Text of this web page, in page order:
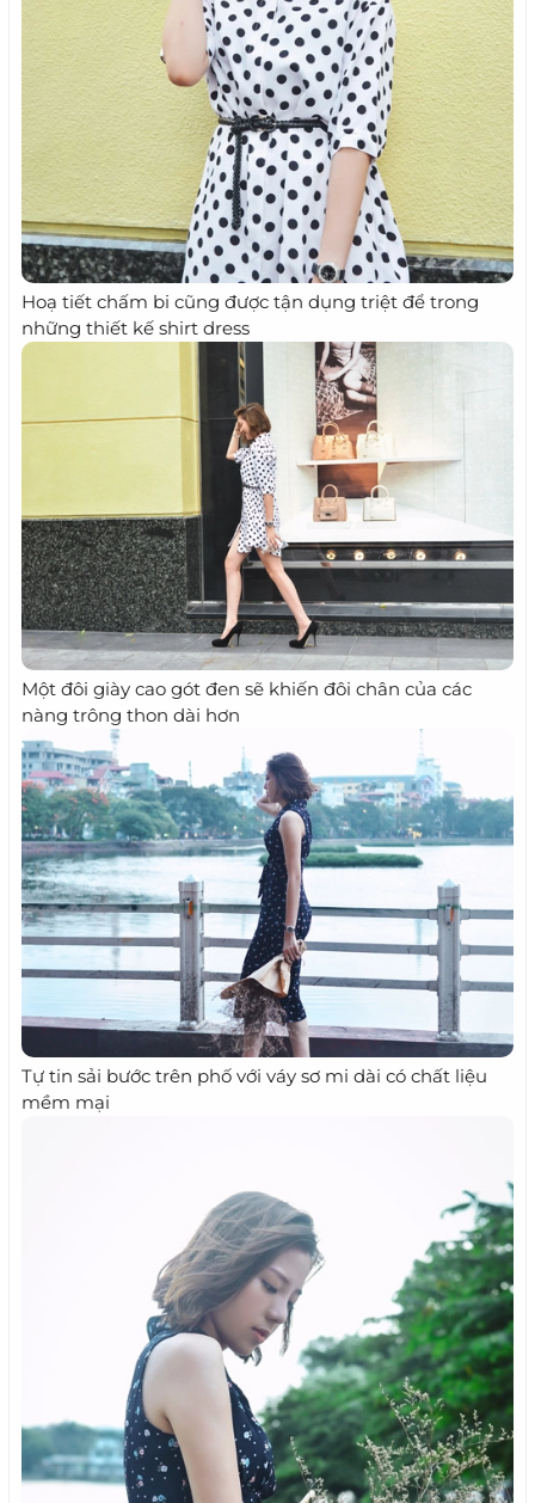
Hoạ tiết chấm bi cũng được tận dụng triệt để trong
những thiết kế shirt dress
Một đôi giày cao gót đen sẽ khiến đôi chân của các
nàng trông thon dài hơn
Tự tin sải bước trên phố với váy sơ mi dài có chất liệu
mềm mại